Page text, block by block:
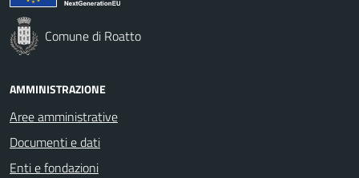
Comune di Roatto
AMMINISTRAZIONE
Aree amministrative
Documenti e dati
Enti e fondazioni